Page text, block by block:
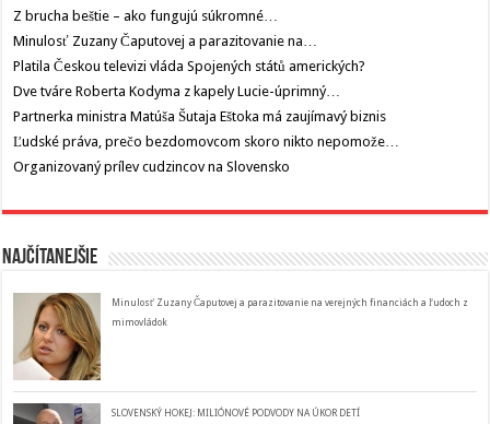
Z brucha beštie – ako fungujú súkromné…
Minulosť Zuzany Čaputovej a parazitovanie na…
Platila Českou televizi vláda Spojených států amerických?
Dve tváre Roberta Kodyma z kapely Lucie-úprimný…
Partnerka ministra Matúša Šutaja Eštoka má zaujímavý biznis
Ľudské práva, prečo bezdomovcom skoro nikto nepomože…
Organizovaný prílev cudzincov na Slovensko
Najčítanejšie
Minulosť Zuzany Čaputovej a parazitovanie na verejných financiách a ľudoch z
mimovládok
SLOVENSKÝ HOKEJ: MILIÓNOVÉ PODVODY NA ÚKOR DETÍ